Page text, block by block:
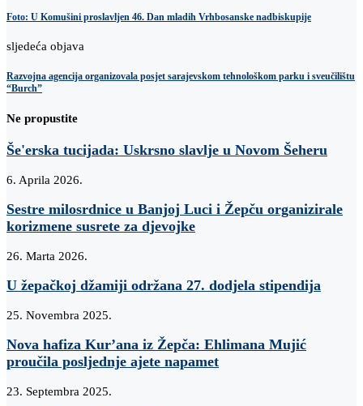
Foto: U Komušini proslavljen 46. Dan mladih Vrhbosanske nadbiskupije
sljedeća objava
Razvojna agencija organizovala posjet sarajevskom tehnološkom parku i sveučilištu
“Burch”
Ne propustite
Še'erska tucijada: Uskrsno slavlje u Novom Šeheru
6. Aprila 2026.
Sestre milosrdnice u Banjoj Luci i Žepču organizirale
korizmene susrete za djevojke
26. Marta 2026.
U žepačkoj džamiji održana 27. dodjela stipendija
25. Novembra 2025.
Nova hafiza Kur’ana iz Žepča: Ehlimana Mujić
proučila posljednje ajete napamet
23. Septembra 2025.